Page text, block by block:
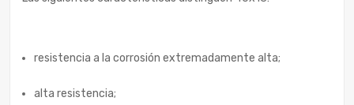
resistencia a la corrosión extremadamente alta;
alta resistencia;